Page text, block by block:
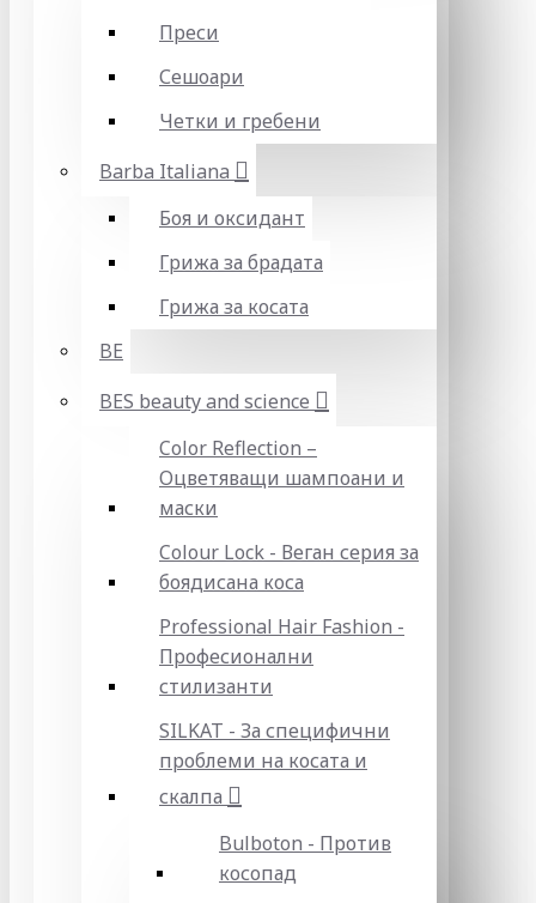
Преси
Сешоари
Четки и гребени
Barba Italiana
Боя и оксидант
Грижа за брадата
Грижа за косата
BE
BES beauty and science
Color Reflection –
Оцветяващи шампоани и
маски
Colour Lock - Веган серия за
боядисана коса
Professional Hair Fashion -
Професионални
стилизанти
SILKAT - За специфични
проблеми на косата и
скалпа
Bulboton - Против
косопад